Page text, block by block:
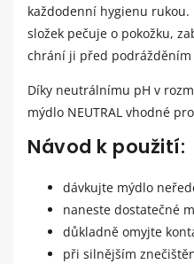
každodenní hygienu
složek pečuje o pokožku,
chrání ji před
Díky neutrálnímu pH v
mýdlo NEUTRAL vhodné
Návod k použití:
dávkujte mýdlo
naneste dostatečné
důkladně omyjte
při silnějším